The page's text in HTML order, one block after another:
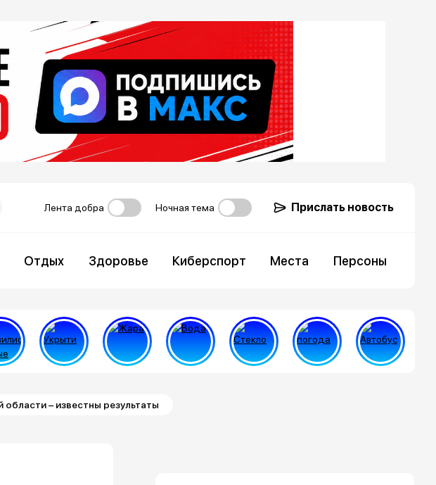
Лента добра Ночная тема Прислать новость
Отдых Здоровье Киберспорт Места Персоны
– известны результаты